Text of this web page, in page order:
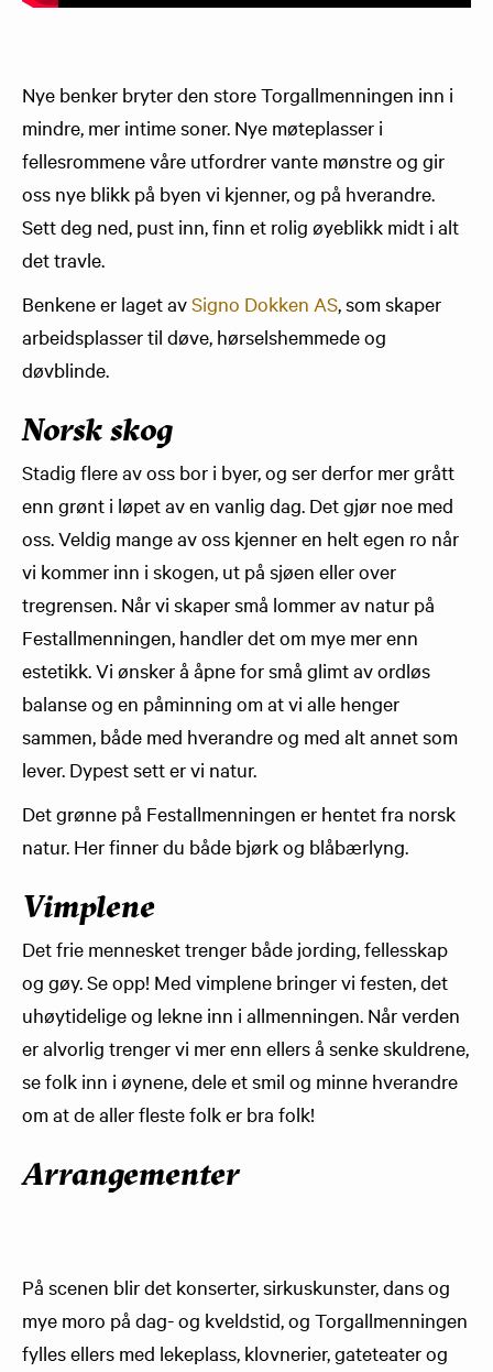
Nye benker bryter den store Torgallmenningen inn i
mindre, mer intime soner. Nye møteplasser i
fellesrommene våre utfordrer vante mønstre og gir
oss nye blikk på byen vi kjenner, og på hverandre.
Sett deg ned, pust inn, finn et rolig øyeblikk midt i alt
det travle.
Benkene er laget avSigno Dokken AS, som skaper
arbeidsplasser til døve, hørselshemmede og
døvblinde.
Norsk skog
Stadig flere av oss bor i byer, og ser derfor mer grått
enn grønt i løpet av en vanlig dag. Det gjør noe med
oss. Veldig mange av oss kjenner en helt egen ro når
vi kommer inn i skogen, ut på sjøen eller over
tregrensen. Når vi skaper små lommer av natur på
Festallmenningen, handler det om mye mer enn
estetikk. Vi ønsker å åpne for små glimt av ordløs
balanse og en påminning om at vi alle henger
sammen, både med hverandre og med alt annet som
lever. Dypest sett er vi natur.
Det grønne på Festallmenningen er hentet fra norsk
natur. Her finner du både bjørk og blåbærlyng.
Vimplene
Det frie mennesket trenger både jording, fellesskap
og gøy. Se opp! Med vimplene bringer vi festen, det
uhøytidelige og lekne inn i allmenningen. Når verden
er alvorlig trenger vi mer enn ellers å senke skuldrene,
se folk inn i øynene, dele et smil og minne hverandre
om at de aller fleste folk er bra folk!
Arrangementer
På scenen blir det konserter, sirkuskunster, dans og
mye moro på dag- og kveldstid, og Torgallmenningen
fylles ellers med lekeplass, klovnerier, gateteater og